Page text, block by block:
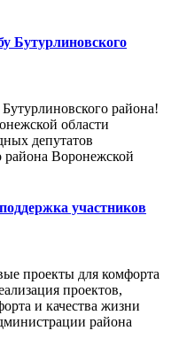
Бутурлиновского
района!
области
депутатов
района Воронежской
участников
проекты для комфорта
проектов,
и качества жизни
района